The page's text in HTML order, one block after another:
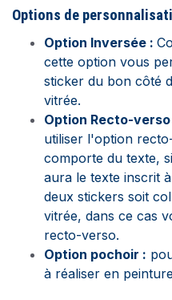
Options de
Option Inversée :
cette option vous
sticker du bon côté
vitrée.
Option Recto-verso
utiliser l'option
comporte du texte,
aura le texte inscrit
deux stickers soit
vitrée, dans ce cas
recto-verso.
Option pochoir :
à réaliser en